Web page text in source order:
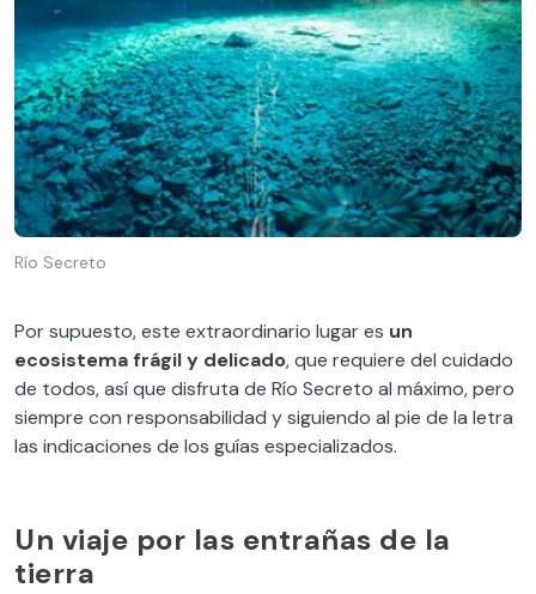
Río Secreto
Por supuesto, este extraordinario lugar es un
ecosistema frágil y delicado, que requiere del cuidado
de todos, así que disfruta de Río Secreto al máximo, pero
siempre con responsabilidad y siguiendo al pie de la letra
las indicaciones de los guías especializados.
Un viaje por las entrañas de la
tierra